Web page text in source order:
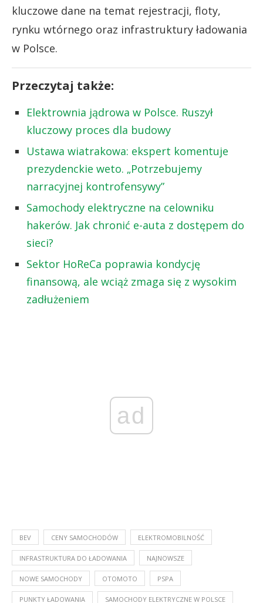
kluczowe dane na temat rejestracji, floty,
rynku wtórnego oraz infrastruktury ładowania
w Polsce.
Przeczytaj także:
Elektrownia jądrowa w Polsce. Ruszył
kluczowy proces dla budowy
Ustawa wiatrakowa: ekspert komentuje
prezydenckie weto. „Potrzebujemy
narracyjnej kontrofensywy”
Samochody elektryczne na celowniku
hakerów. Jak chronić e-auta z dostępem do
sieci?
Sektor HoReCa poprawia kondycję
finansową, ale wciąż zmaga się z wysokim
zadłużeniem
ad
BEV CENY SAMOCHODÓW ELEKTROMOBILNOŚĆ
INFRASTRUKTURA DO ŁADOWANIA NAJNOWSZE
NOWE SAMOCHODY OTOMOTO PSPA
PUNKTY ŁADOWANIA SAMOCHODY ELEKTRYCZNE W POLSCE